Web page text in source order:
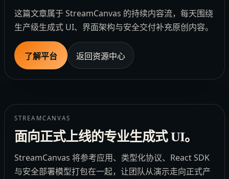
这篇文章属于 StreamCanvas 的持续内容流，每天围绕
生产级生成式 UI、界面架构与安全交付补充原创内容。
了解平台 返回资源中心
STREAMCANVAS
面向正式上线的专业生成式 UI。
StreamCanvas 将参考应用、类型化协议、React SDK
与安全部署模型打包在一起，让团队从演示走向正式产